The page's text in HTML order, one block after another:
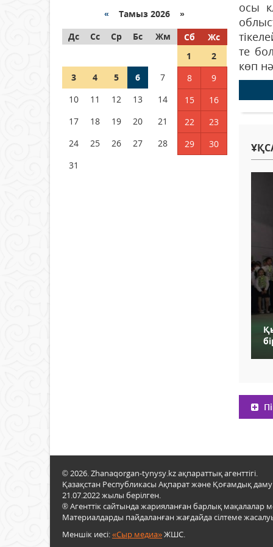
энергиясын өндіру бойынша
04 тамыз 2026 ж. 103
МЕ?
04 тамыз 2026 ж. 94
байланысты суды үнемдей
« Тамыз 2026 »
Дс
Сс Ср Бс Жм Сб
Жс
1
2
3
4 5 6 7 8
9
10
11 12 13 14 15
16
17
18 19 20 21 22
23
24
25 26 27 28 29
30
31
осы
те
көп
© 2026. Zhanaqorgan-tynysy.kz ақпараттық агенттігі.
Қазақстан Республикасы Ақпарат және Қоғамдық даму
21.07.2022 жылы берілген.
® Агенттік сайтында жарияланған барлық
Материалдарды пайдаланған жағдайда сілтеме
Меншік иесі:«Сыр медиа»ЖШС.